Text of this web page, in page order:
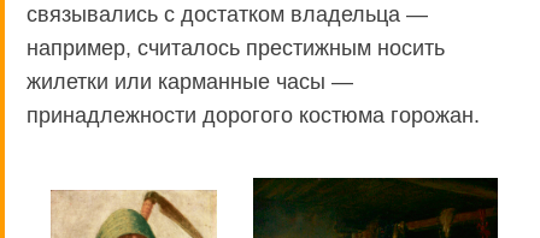
связывались с достатком владельца —
например, считалось престижным носить
жилетки или карманные часы —
принадлежности дорогого костюма горожан.